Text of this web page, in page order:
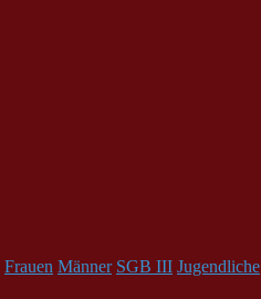
Frauen Männer SGB III Jugendliche